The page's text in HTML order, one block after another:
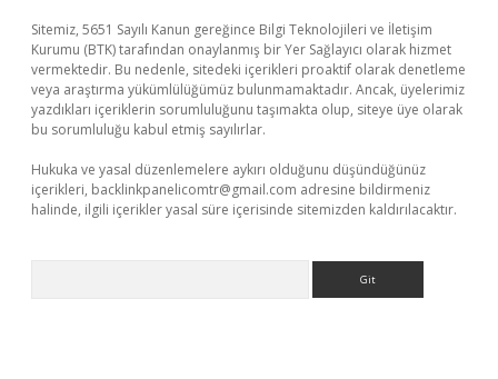
Sitemiz, 5651 Sayılı Kanun gereğince Bilgi Teknolojileri ve İletişim
Kurumu (BTK) tarafından onaylanmış bir Yer Sağlayıcı olarak hizmet
vermektedir. Bu nedenle, sitedeki içerikleri proaktif olarak denetleme
veya araştırma yükümlülüğümüz bulunmamaktadır. Ancak, üyelerimiz
yazdıkları içeriklerin sorumluluğunu taşımakta olup, siteye üye olarak
bu sorumluluğu kabul etmiş sayılırlar.
Hukuka ve yasal düzenlemelere aykırı olduğunu düşündüğünüz
içerikleri, backlinkpanelicomtr@gmail.com adresine bildirmeniz
halinde, ilgili içerikler yasal süre içerisinde sitemizden kaldırılacaktır.